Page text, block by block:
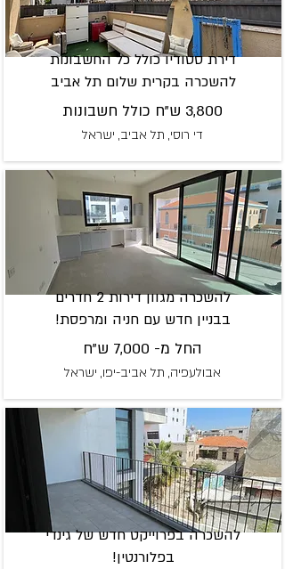
דירת סטודיו כולל כל החשבונות
להשכרה בקרית שלום תל אביב
3,800 ש"ח כולל חשבונות
די רוסי, תל אביב, ישראל
להשכרה מגוון דירות 2 חדרים
בבניין חדש עם חניה ומרפסת!
החל מ- 7,000 ש"ח
אבולעפיה, תל אביב-יפו, ישראל
להשכרה בפרוייקט חדש של גינדי
בפלורנטין!